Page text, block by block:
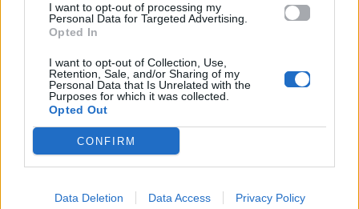
I want to opt-out of processing my
Personal Data for Targeted Advertising.
Opted In
I want to opt-out of Collection, Use,
Retention, Sale, and/or Sharing of my
Personal Data that Is Unrelated with the
Purposes for which it was collected.
Opted Out
CONFIRM
Data Deletion Data Access Privacy Policy
Θα κλάψετε! Αυτά τα γλυκύτατα
σκυλάκια μάλλον…μετάνιωσαν για τις
επιλογές τους
15.03.2015